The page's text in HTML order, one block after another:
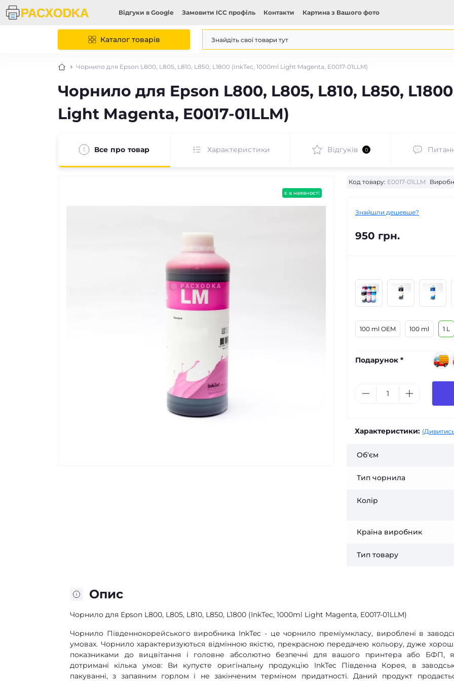
Відгуки в Google Замовити ICC профіль Контакти Картина з Вашого фото
Каталог товарів
Чорнило для Epson L800, L805, L810, L850, L1800 (InkTec, 1000ml Light Magenta, E0017-01LLM)
Чорнило для Epson L800, L805, L810, L850,
Light Magenta, E0017-01LLM)
Все про товар Характеристики Відгуків 0
є в наявності
Код товару: E0017-01LLM
Знайшли дешевше?
950 грн.
100 ml OEM 100 ml 1 L
Подарунок *
Характеристики:
Об'єм
Тип чорнила
Колір
Країна виробник
Тип товару
Опис
Чорнило для Epson L800, L805, L810, L850, L1800 (InkTec, 1000ml Light Magenta, E0017-01LLM)
Чорнило Південнокорейського виробника InkTec - це чорнило преміумкласу, вироблені в
умовах. Чорнило характеризуються відмінною якістю, прекрасною передачею кольору, дуже
показниками до вицвітання і головне абсолютно безпечні для вашого принтера або БФП,
дотримані кілька умов: Ви купуєте оригінальну продукцію InkTec Південна Корея, в
пакуванні, з запаяним горлом і не закінченим терміном придатності. Даний продукт